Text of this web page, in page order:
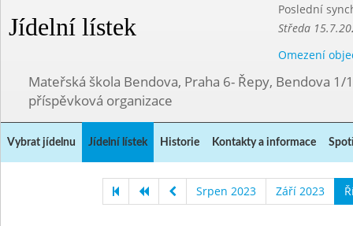
Jídelní lístek
Poslední
Středa
Omezení
Mateřská škola Bendova, Praha 6- Řepy, Bendova 1/
příspěvková organizace
Vybrat jídelnu Jídelní lístek Historie Kontakty a informace
Srpen 2023 Září 2023